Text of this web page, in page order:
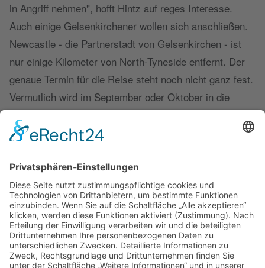
in Angriff nehmen", hofft Hintz auf reges Interesse.
Auch einige Gelsenkirchener wollen sich anschließen.
Newcastle - die Partnerstadt von Gelsenkirchen - ist
nur einige Kilometer von North-Tyneside entfernt. Der
genaue Termin für die Reise steht noch nicht ganz fest.
Vermutlich wird im September oder Oktober in die
Pedale getreten. Hintz geht davon aus, dass die Fahrt
etwa 14 Tage dauern wird. Auch wenn die
sollte bei den Teilnehmern eine gewisse Grundkondition
vorhanden sein. Wer Interesse hat, sich an der Tour zu
beteiligen, kann sich mit Hintz unter Tel.: 56225 in
Verbindung setzen. Der zweite Vorsitzende des
Deutsch-Englischen Freundeskreises betont, dass es
nicht erforderlich ist, Mitglied des Vereins zu sein.